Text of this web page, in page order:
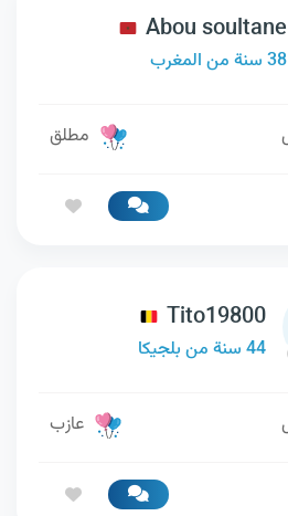
Abou soultane
38 سنة من المغرب
مطلق
Tito19800
44 سنة من بلجيكا
عازب